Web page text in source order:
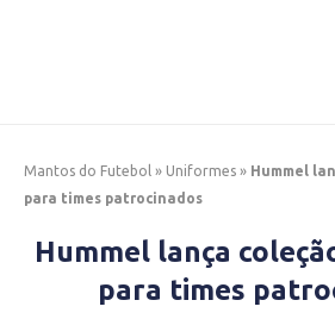
Mantos do Futebol » Uniformes » Hummel
para times patrocinados
Hummel lança
para times